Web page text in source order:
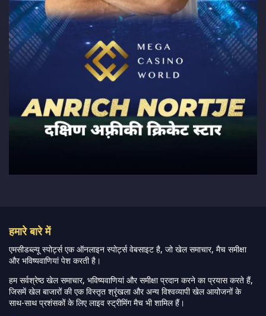
हमारे बारे में
एमसीडब्ल्यू स्पोर्ट्स एक ऑनलाइन स्पोर्ट्स वेबसाइट है, जो खेल समाचार, मैच समीक्षा
और भविष्यवाणियां पेश करती है।
हम सर्वश्रेष्ठ खेल समाचार, भविष्यवाणियां और समीक्षा प्रदान करने का प्रयास करते हैं,
जिसमें खेल बाजारों की एक विस्तृत श्रृंखला और अन्य विश्वव्यापी खेल आयोजनों के
साथ-साथ प्रशंसकों के लिए लाइव स्ट्रीमिंग मैच भी शामिल हैं।